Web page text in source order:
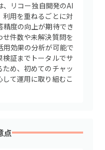
リコー独自開発のAI
用を重ねるごとに対
度の向上が期待でき
件数や未解決質問を
用効果の分析が可能で
証までトータルでサ
め、初めてのチャッ
して運用に取り組むこ
点